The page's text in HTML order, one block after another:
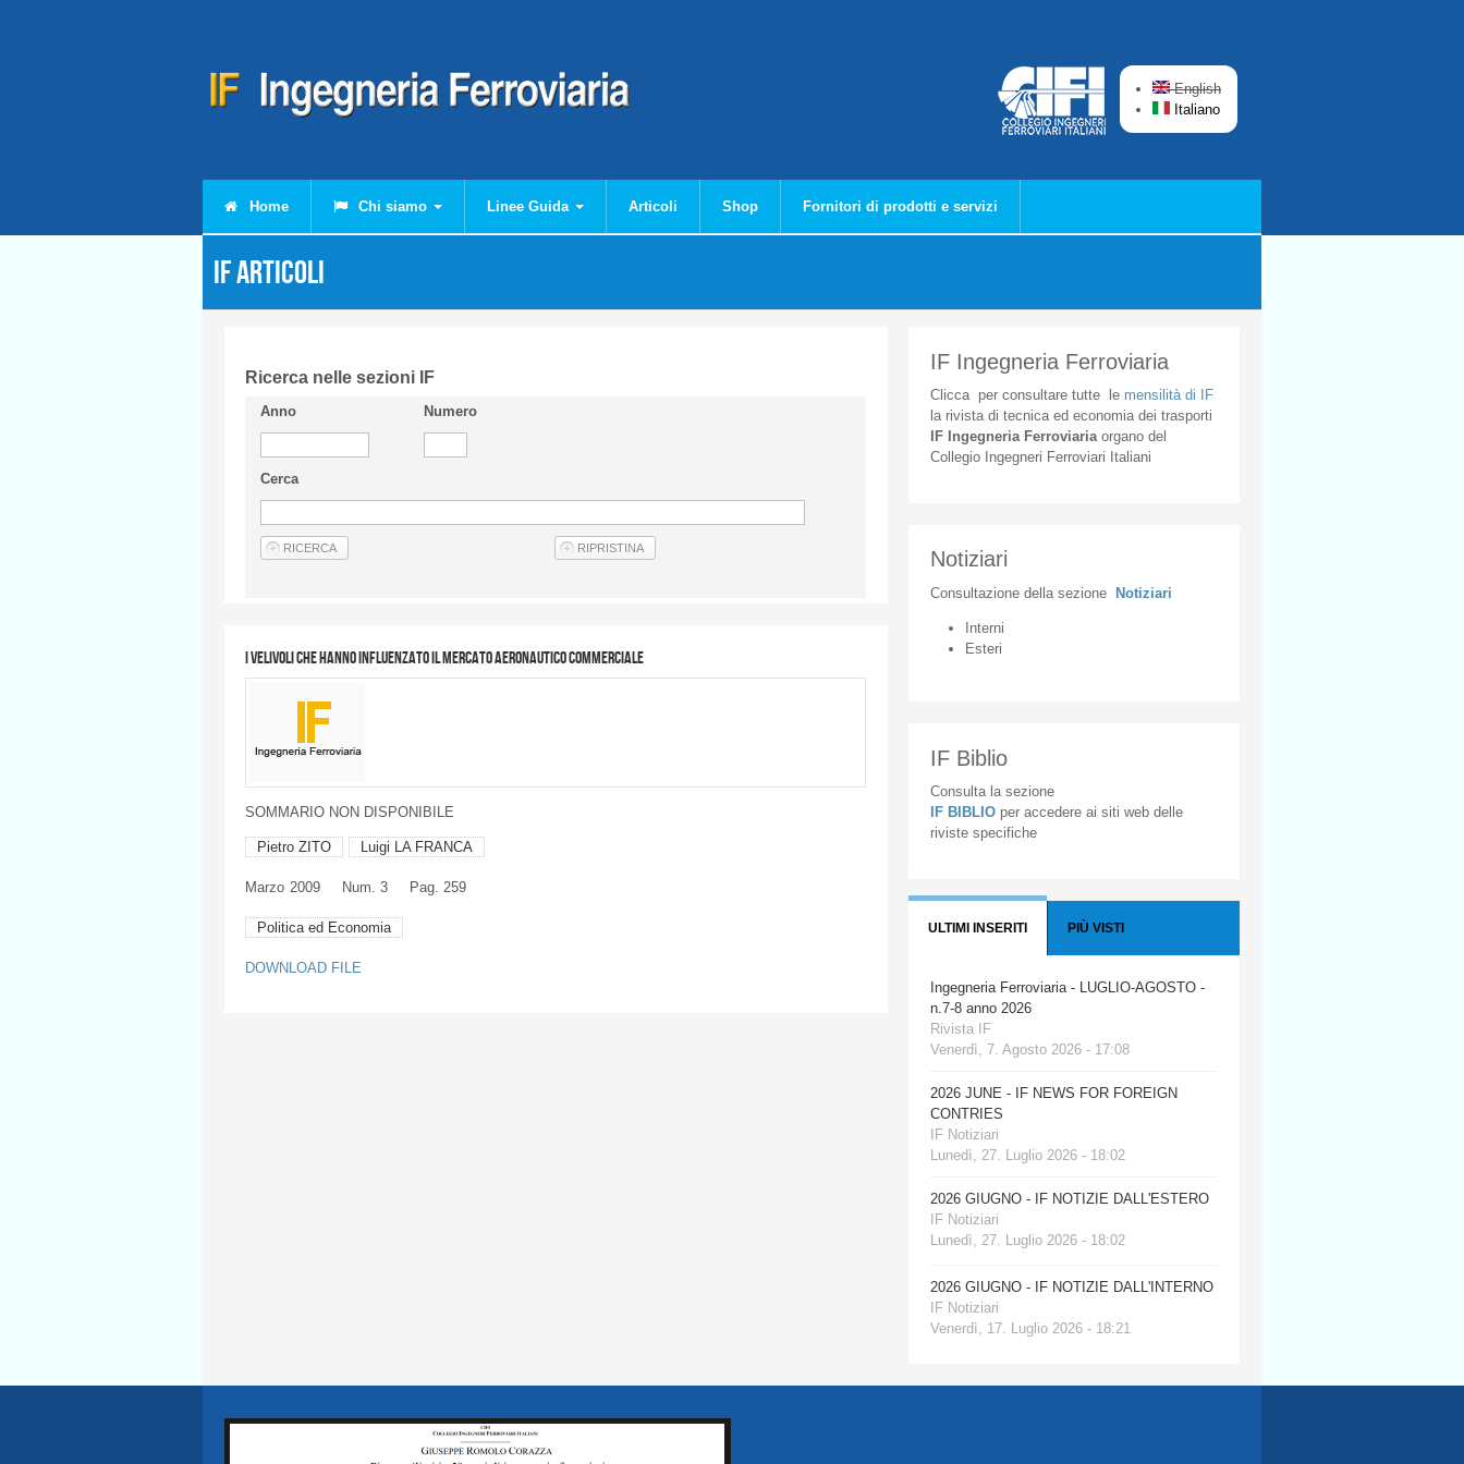
English
Italiano
Home Chi siamo Linee Guida Articoli Shop Fornitori di prodotti e servizi
IF Articoli
Ricerca nelle sezioni IF
Anno Numero
Cerca
I velivoli che hanno influenzato il mercato aeronautico commerciale
SOMMARIO NON DISPONIBILE
Pietro ZITO Luigi LA FRANCA
Marzo 2009 Num. 3 Pag. 259
Politica ed Economia
DOWNLOAD FILE
IF Ingegneria Ferroviaria
Cliccaper consultare tuttele mensilità di IF
la rivista di tecnica ed economia dei trasporti
IF Ingegneria Ferroviaria organodel
Collegio
Ingegneri Ferroviari Italiani
Notiziari
Consultazione della sezione Notiziari
Interni
Esteri
IF Biblio
Consulta la sezione
IF BIBLIO per accedere ai siti web delle
riviste specifiche
ULTIMI INSERITI PIÙ VISTI
Ingegneria Ferroviaria - LUGLIO-AGOSTO -
n.7-8 anno 2026
Rivista IF
Venerdì, 7. Agosto 2026 - 17:08
2026 JUNE - IF NEWS FOR FOREIGN
CONTRIES
IF Notiziari
Lunedì, 27. Luglio 2026 - 18:02
2026 GIUGNO - IF NOTIZIE DALL'ESTERO
IF Notiziari
Lunedì, 27. Luglio 2026 - 18:02
2026 GIUGNO - IF NOTIZIE DALL'INTERNO
IF Notiziari
Venerdì, 17. Luglio 2026 - 18:21